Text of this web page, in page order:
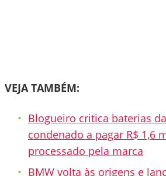
VEJA TAMBÉM:
Blogueiro critica baterias
condenado a pagar R$ 1,6
processado pela marca
BMW volta às origens e